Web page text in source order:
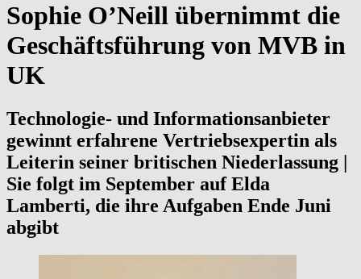
Sophie O’Neill übernimmt die
Geschäftsführung von MVB in
UK
Technologie- und Informationsanbieter
gewinnt erfahrene Vertriebsexpertin als
Leiterin seiner britischen Niederlassung |
Sie folgt im September auf Elda
Lamberti, die ihre Aufgaben Ende Juni
abgibt